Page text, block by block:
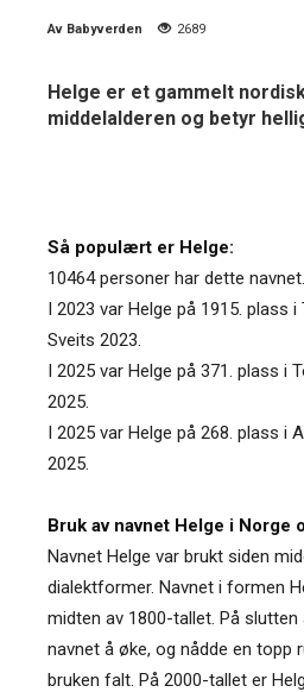
Av Babyverden 2689
Helge er et gammelt
middelalderen og betyr
Så populært er Helge:
10464 personer har dette navnet.
I 2023 var Helge på 1915. plass
Sveits 2023.
I 2025 var Helge på 371. plass i
2025.
I 2025 var Helge på 268. plass i
2025.
Bruk av navnet Helge i Norge
Navnet Helge var brukt siden
dialektformer. Navnet i formen
midten av 1800-tallet. På
navnet å øke, og nådde en topp
bruken falt. På 2000-tallet er